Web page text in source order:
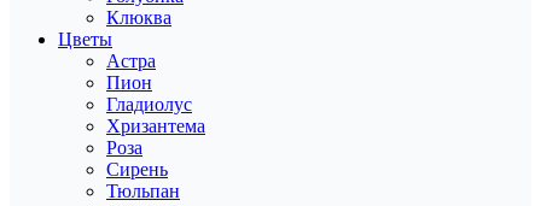
Клюква
Цветы
Астра
Пион
Гладиолус
Хризантема
Роза
Сирень
Тюльпан